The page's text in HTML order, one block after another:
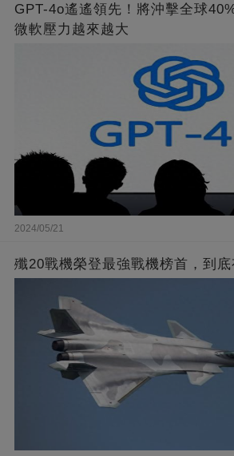
GPT-4o遙遙領先！將沖擊全球
微軟壓力越來越大
2024/05/21
殲20戰機榮登最強戰機榜首，到底